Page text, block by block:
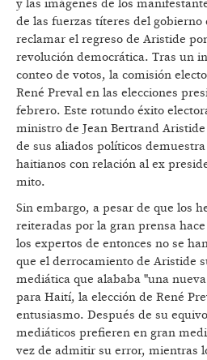
y las imágenes de los
de las fuerzas títeres del
reclamar el regreso de Aristide
revolución democrática. Tras un
conteo de votos, la comisión
René Preval en las elecciones
febrero. Este rotundo éxito
ministro de Jean Bertrand
de sus aliados políticos
haitianos con relación al ex
mito.
Sin embargo, a pesar de que los
reiteradas por la gran prensa
los expertos de entonces no se
que el derrocamiento de Aristide
mediática que alababa "una
para Haití, la elección de René
entusiasmo. Después de su
mediáticos prefieren en gran
vez de admitir su error, mientras